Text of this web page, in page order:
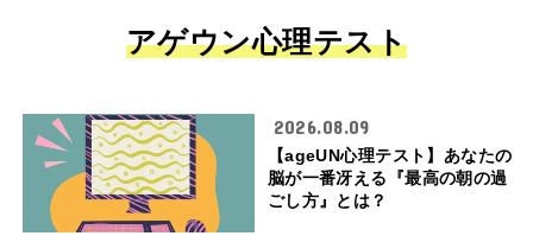
アゲウン心理テスト
2026.08.09
【ageUN心理テスト】あなたの
脳が一番冴える『最高の朝の過
ごし方』とは？